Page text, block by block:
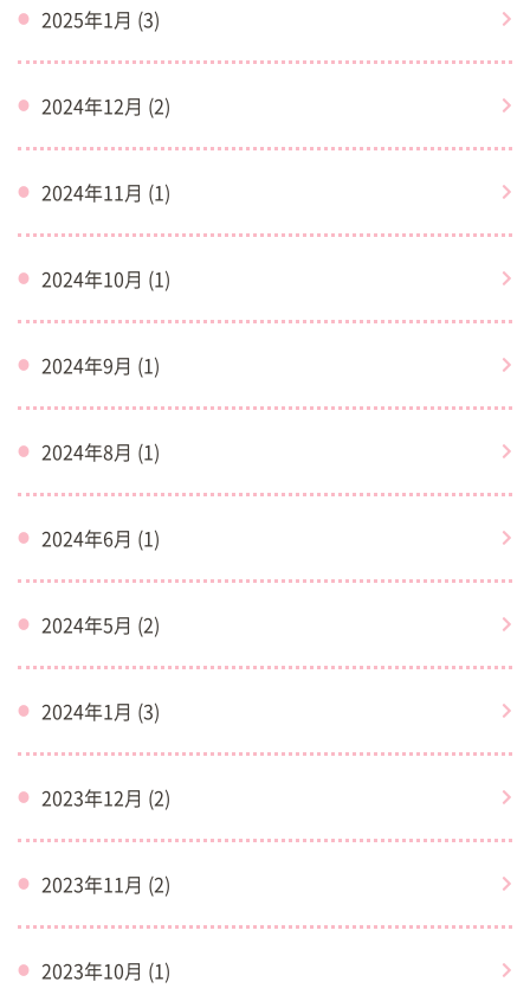
2025年1月 (3)
2024年12月 (2)
2024年11月 (1)
2024年10月 (1)
2024年9月 (1)
2024年8月 (1)
2024年6月 (1)
2024年5月 (2)
2024年1月 (3)
2023年12月 (2)
2023年11月 (2)
2023年10月 (1)